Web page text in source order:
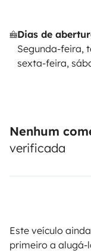
Dias de
Segunda-feira,
sexta-feira,
Nenhum
verificada
Este veículo
primeiro a alugá-